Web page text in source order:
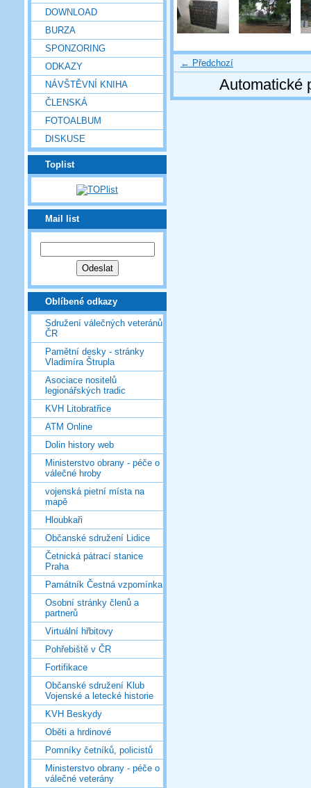
DOWNLOAD
BURZA
SPONZORING
ODKAZY
NÁVŠTĚVNÍ KNIHA
ČLENSKÁ
FOTOALBUM
DISKUSE
Toplist
Mail list
Oblíbené odkazy
Sdružení válečných veteránů
ČR
Pamětní desky - stránky
Vladimíra Štrupla
Asociace nositelů
legionářských tradic
KVH Litobratřice
ATM Online
Dolin history web
Ministerstvo obrany - péče o
válečné hroby
vojenská pietní místa na
mapě
Hloubkaři
Občanské sdružení Lidice
Četnická pátrací stanice
Praha
Památník Čestná vzpomínka
Osobní stránky členů a
partnerů
Virtuální hřbitovy
Pohřebiště v ČR
Fortifikace
Občanské sdružení Klub
Vojenské a letecké historie
KVH Beskydy
Oběti a hrdinové
Pomníky četníků, policistů
Ministerstvo obrany - péče o
válečné veterány
← Předchozí
Automatické